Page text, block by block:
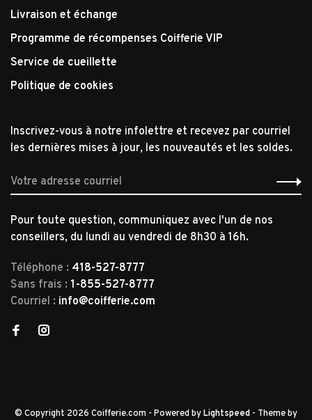
Livraison et échange
Programme de récompenses Coifferie VIP
Service de cueillette
Politique de cookies
Inscrivez-vous à notre infolettre et recevez par courriel
les dernières mises à jour, les nouveautés et les soldes.
Pour toute question, communiquez avec l'un de nos
conseillers, du lundi au vendredi de 8h30 à 16h.
Téléphone : 418-527-8777
Sans frais : 1-855-527-8777
Courriel : info@coifferie.com
© Copyright 2026 Coifferie.com - Powered byLightspeed - Theme by